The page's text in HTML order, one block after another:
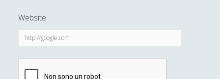
Website